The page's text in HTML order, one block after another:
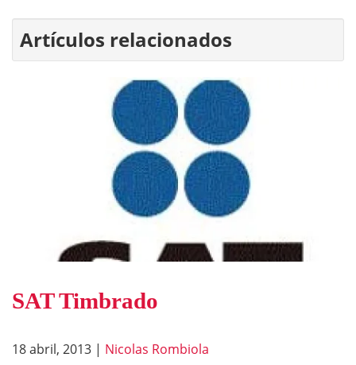
Artículos relacionados
SAT Timbrado
18 abril, 2013 | Nicolas Rombiola